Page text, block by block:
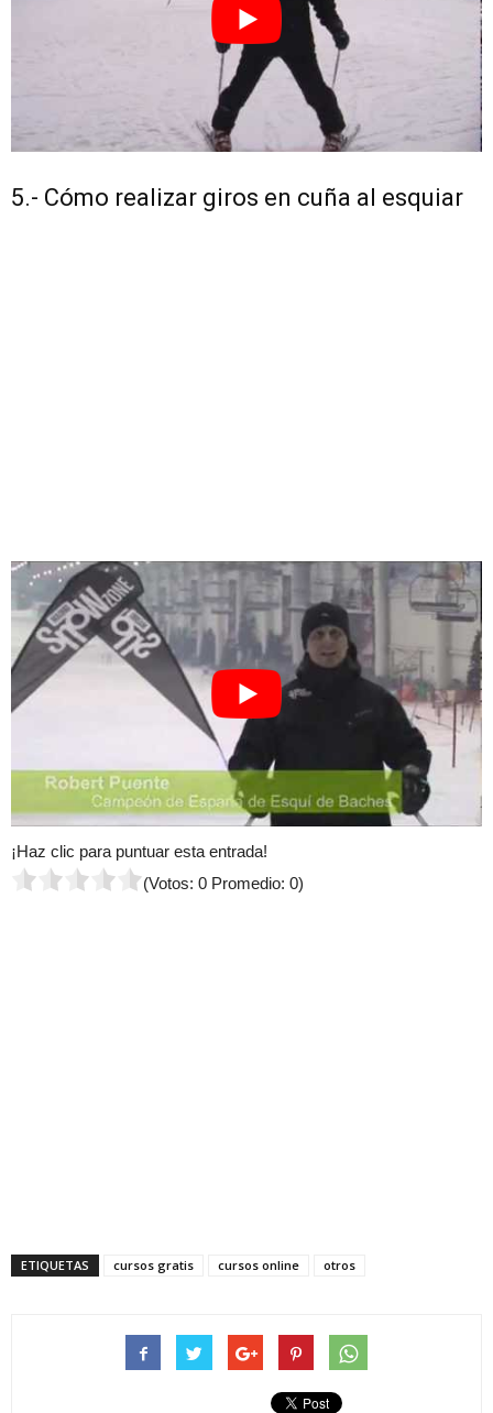
5.- Cómo realizar giros en cuña al esquiar
¡Haz clic para puntuar esta entrada!
(Votos: 0 Promedio: 0)
ETIQUETAS cursos gratis cursos online otros